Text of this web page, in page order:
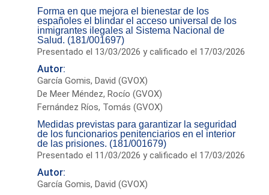
Forma en que mejora el bienestar de los
españoles el blindar el acceso universal de los
inmigrantes ilegales al Sistema Nacional de
Salud. (181/001697)
Presentado el 13/03/2026 y calificado el 17/03/2026
Autor:
García Gomis, David (GVOX)
De Meer Méndez, Rocío (GVOX)
Fernández Ríos, Tomás (GVOX)
Medidas previstas para garantizar la seguridad
de los funcionarios penitenciarios en el interior
de las prisiones. (181/001679)
Presentado el 11/03/2026 y calificado el 17/03/2026
Autor:
García Gomis, David (GVOX)